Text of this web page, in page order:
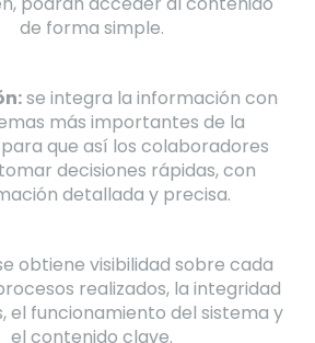
de forma simple.
se integra la información con
más importantes de la
que así los colaboradores
decisiones rápidas, con
detallada y precisa.
obtiene visibilidad sobre cada
realizados, la integridad
el funcionamiento del sistema y
el contenido clave.